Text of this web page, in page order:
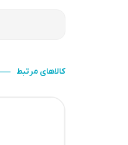
کالاهای مرتبط